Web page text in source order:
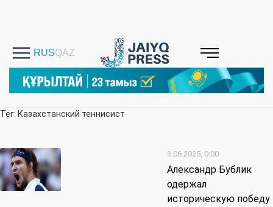
Тег: Казахстанский теннисист
3.06.2025, 0:00
Александр Бублик
одержал
историческую победу